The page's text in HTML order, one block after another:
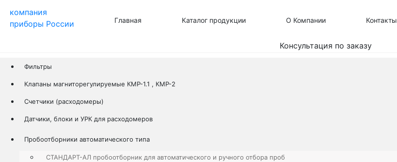
компания
приборы России Главная Каталог продукции О Компании Контакты
Консультация по заказу
Фильтры
Клапаны магниторегулируемые КМР-1.1 , КМР-2
Счетчики (расходомеры)
Датчики, блоки и УРК для расходомеров
Пробоотборники автоматического типа
СТАНДАРТ-АЛ пробоотборник для автоматического и ручного отбора проб